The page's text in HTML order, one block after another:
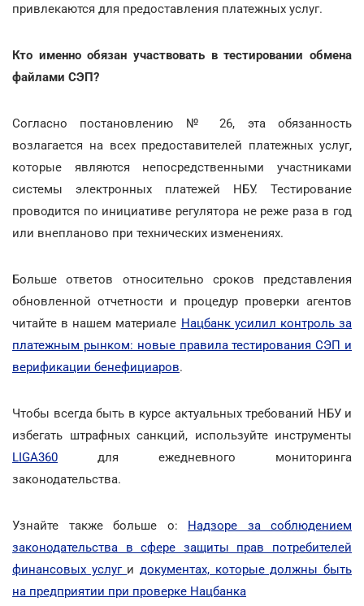
привлекаются для предоставления платежных услуг.
Кто именно обязан участвовать в тестировании обмена
файлами СЭП?
Согласно постановлению № 26, эта обязанность
возлагается на всех предоставителей платежных услуг,
которые являются непосредственными участниками
системы электронных платежей НБУ. Тестирование
проводится по инициативе регулятора не реже раза в год
или внепланово при технических изменениях.
Больше ответов относительно сроков представления
обновленной отчетности и процедур проверки агентов
читайте в нашем материале Нацбанк усилил контроль за
платежным рынком: новые правила тестирования СЭП и
верификации бенефициаров.
Чтобы всегда быть в курсе актуальных требований НБУ и
избегать штрафных санкций, используйте инструменты
LIGA360 для ежедневного мониторинга
законодательства.
Узнайте также больше о: Надзоре за соблюдением
законодательства в сфере защиты прав потребителей
финансовых услуг идокументах, которые должны быть
на предприятии при проверке Нацбанка